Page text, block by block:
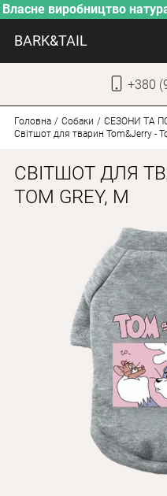
Власне виробництво
BARK&TAIL
+380
ВЛАСНЕ
Оплата
Головна Собаки СЕЗОНИ ТА
Світшот для тварин Tom&Jerry -
СВІТШОТ ДЛЯ
TOM GREY, M